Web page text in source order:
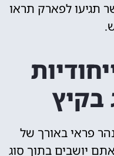
תגיעו לפארק תראו
בקיץ
פראי באורך של
יושבים בתוך סוג